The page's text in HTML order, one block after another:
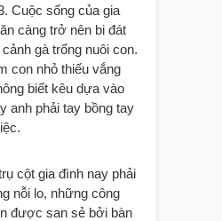
Cuộc sống của gia
càng trở nên bi đát
gà trống nuôi con.
con nhỏ thiếu vắng
biết kêu dựa vào
anh phải tay bồng tay
cột gia đình nay phải
nỗi lo, những công
được san sẻ bởi bàn